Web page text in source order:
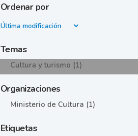
Ordenar por
Temas
Cultura y turismo (1)
Organizaciones
Ministerio de Cultura (1)
Etiquetas